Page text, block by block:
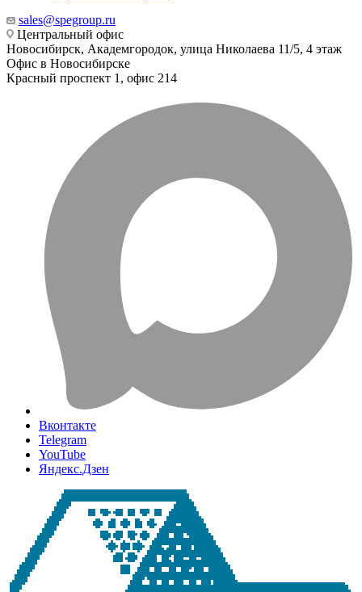
sales@spegroup.ru
Центральный офис
Новосибирск, Академгородок, улица Николаева 11/5, 4 этаж
Офис в Новосибирске
Красный проспект 1, офис 214
Вконтакте
Telegram
YouTube
Яндекс.Дзен